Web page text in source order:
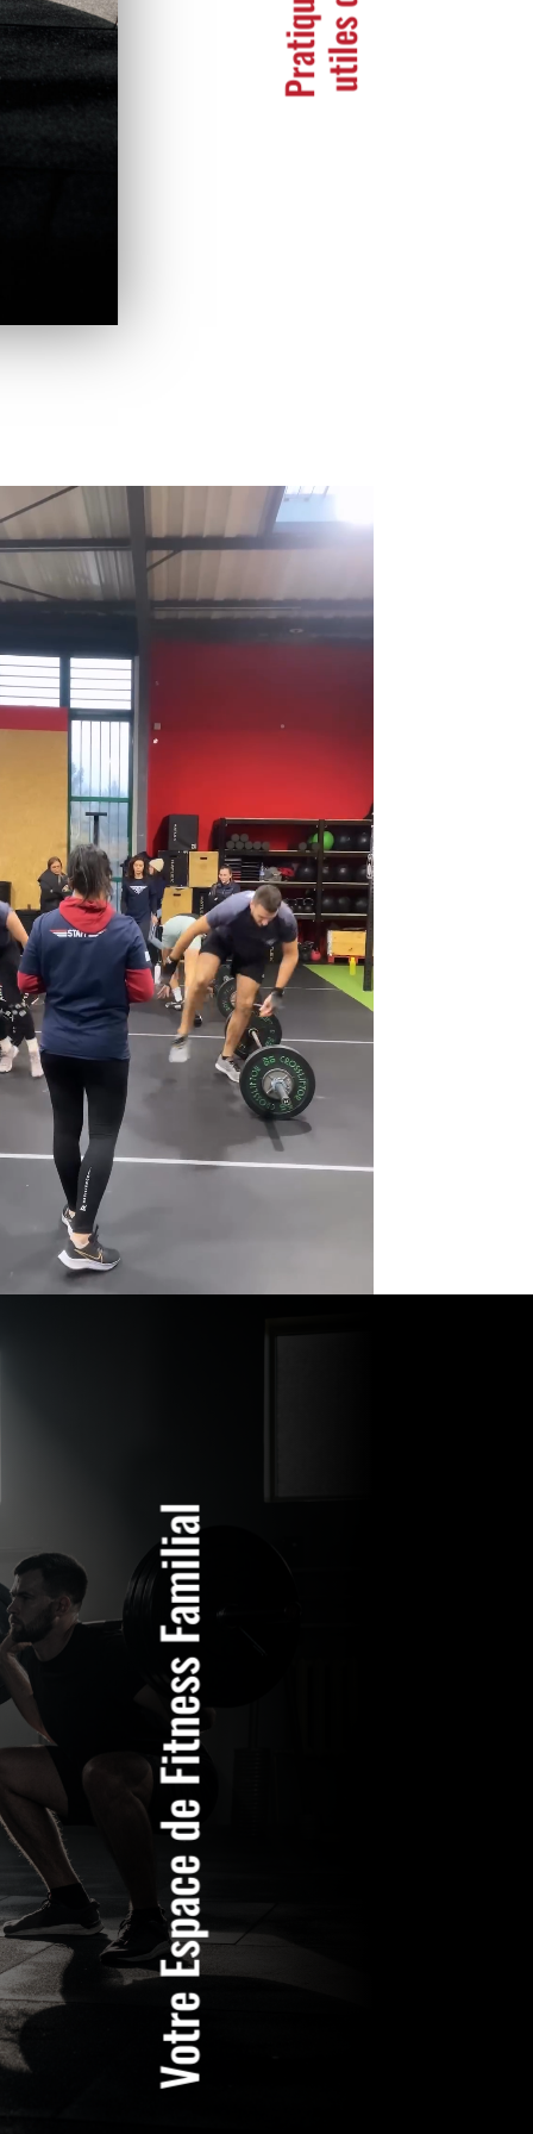
Votre Espace de Fitness Familial